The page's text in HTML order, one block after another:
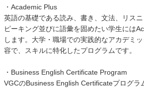
・Academic Plus
英語の基礎である読み、書き、文法、リス
ピーキング並びに語彙を固めたい学生には
します。大学・職場での実践的なアカデミ
容で、スキルに特化したプログラムです。
・Business English Certificate Program
VGCのBusiness English Certificateプログラ